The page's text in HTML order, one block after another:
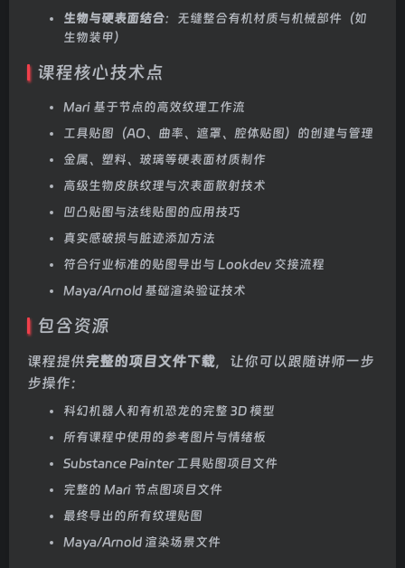
生物与硬表面结合：无缝整合有机材质与机械部件（如
生物装甲）
课程核心技术点
Mari 基于节点的高效纹理工作流
工具贴图（AO、曲率、遮罩、腔体贴图）的创建与管理
金属、塑料、玻璃等硬表面材质制作
高级生物皮肤纹理与次表面散射技术
凹凸贴图与法线贴图的应用技巧
真实感破损与脏迹添加方法
符合行业标准的贴图导出与 Lookdev 交接流程
Maya/Arnold 基础渲染验证技术
包含资源
课程提供完整的项目文件下载，让你可以跟随讲师一步
步操作：
科幻机器人和有机恐龙的完整 3D 模型
所有课程中使用的参考图片与情绪板
Substance Painter 工具贴图项目文件
完整的 Mari 节点图项目文件
最终导出的所有纹理贴图
Maya/Arnold 渲染场景文件